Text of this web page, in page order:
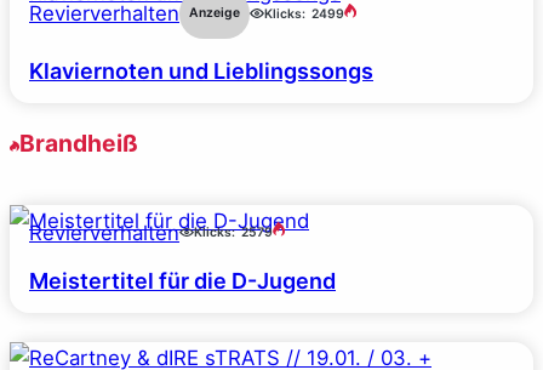
Revierverhalten Anzeige Klicks: 2499
Klaviernoten und Lieblingssongs
Brandheiß
Revierverhalten Klicks: 2579
Meistertitel für die D-Jugend